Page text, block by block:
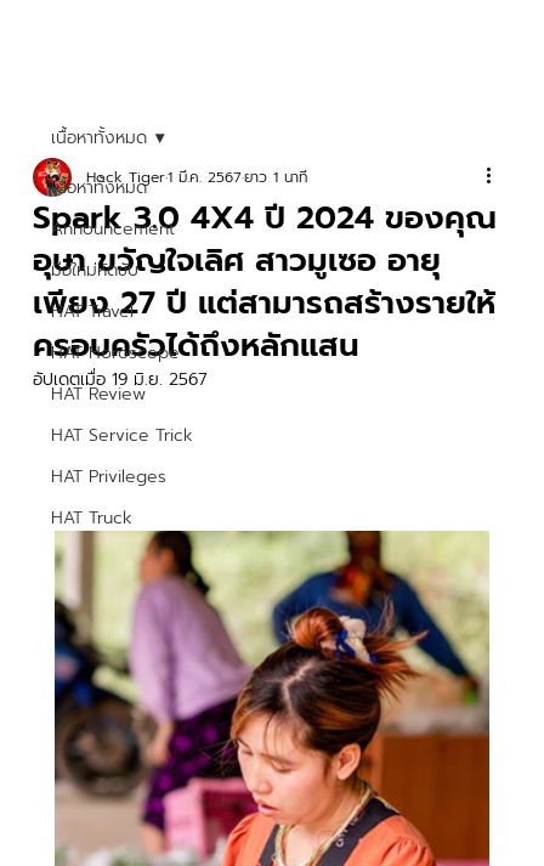
เนื้อหาทั้งหมด
Announcement
มือใหม่หัดขับ
HAT Travel
HAT Horoscope
HAT Review
HAT Service Trick
HAT Privileges
HAT Truck
เนื้อหาทั้งหมด
Spark 3.0 4X4 ปี 2024 ของคุณ
อุษา ขวัญใจเลิศ สาวมูเซอ อายุ
เพียง 27 ปี แต่สามารถสร้างรายให้
ครอบครัวได้ถึงหลักแสน
Hock Tiger1 มี.ค. 2567ยาว 1 นาที
อัปเดตเมื่อ 19 มิ.ย. 2567